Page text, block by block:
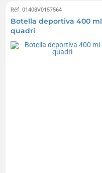
Réf. 01408V0157564
Botella deportiva 400 ml
quadri